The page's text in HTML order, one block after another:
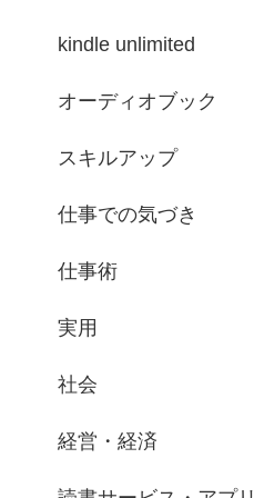
kindle unlimited
オーディオブック
スキルアップ
仕事での気づき
仕事術
実用
社会
経営・経済